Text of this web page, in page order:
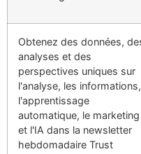
Obtenez des données,
analyses et des
perspectives uniques sur
l'analyse, les informations,
l'apprentissage
automatique, le marketing
et l'IA dans la newsletter
hebdomadaire Trust